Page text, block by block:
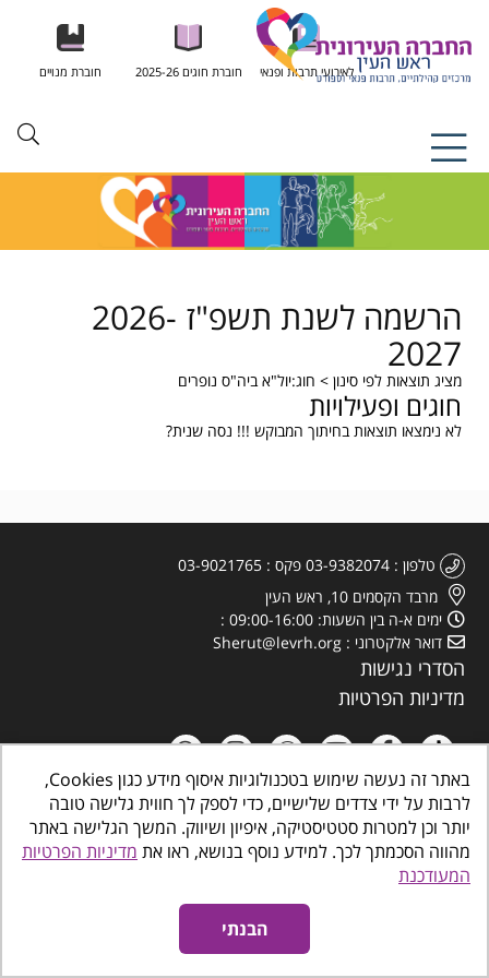
לאירועי תרבות ופנאי חוברת חוגים 2025-26 חוברת מנויים
הרשמה לשנת תשפ"ז 2026-
2027
מציג תוצאות לפי סינון > חוג:יול"א ביה"ס נופרים
חוגים ופעילויות
לא נימצאו תוצאות בחיתוך המבוקש !!! נסה שנית?
טלפון 03-9382074 פקס
03-9021765
מרבד הקסמים 10, ראש העין
ימים א-ה בין השעות: 09:00-16:00
דואר אלקטרוני
Sherut@levrh.org
הסדרי נגישות
מדיניות הפרטיות
כל הזכויות שמורות ©
www.makombalev.org.il החברה העירונית ראש העין מרכזים
קהילתיים, תרבות פנאי וספורט
באתר זה נעשה שימוש בטכנולוגיות איסוף מידע כגון Cookies,
לרבות על ידי צדדים שלישיים, כדי לספק לך חווית גלישה טובה
יותר וכן למטרות סטטיסטיקה, איפיון ושיווק. המשך הגלישה באתר
מהווה הסכמתך לכך. למידע נוסף בנושא, ראו את מדיניות הפרטיות
המעודכנת
הבנתי